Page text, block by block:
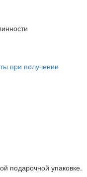
при получении
подарочной упаковке.